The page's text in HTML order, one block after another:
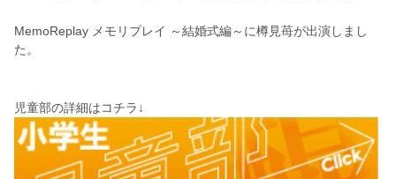
MemoReplay メモリプレイ ～結婚式編～に樽見苺が出演しまし
た。
児童部の詳細はコチラ↓